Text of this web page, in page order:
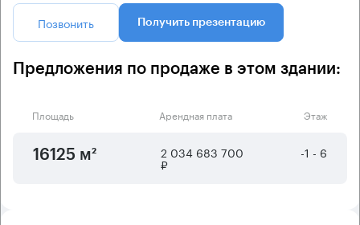
Позвонить Получить презентацию
Предложения по продаже в этом здании:
Площадь Арендная плата Этаж
16125 м² 2 034 683 700
₽
-1 - 6